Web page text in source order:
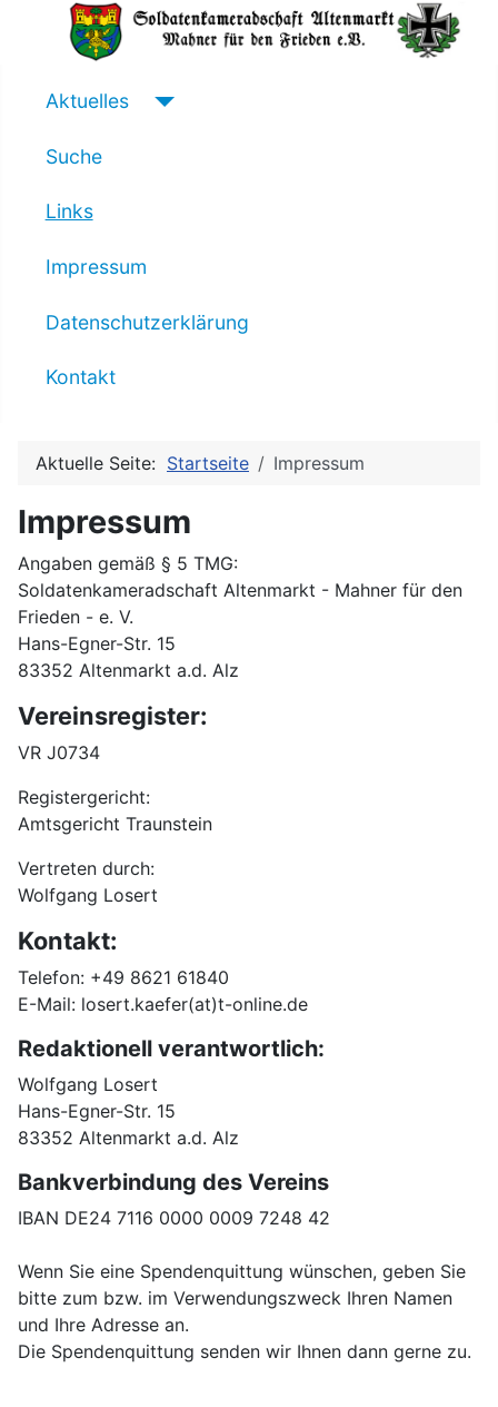
Aktuelles
Suche
Links
Impressum
Datenschutzerklärung
Kontakt
Aktuelle Seite: Startseite Impressum
Impressum
Angaben gemäß § 5 TMG:
Soldatenkameradschaft Altenmarkt - Mahner für den
Frieden - e. V.
Hans-Egner-Str. 15
83352 Altenmarkt a.d. Alz
Vereinsregister:
VR J0734
Registergericht:
Amtsgericht Traunstein
Vertreten durch:
Wolfgang Losert
Kontakt:
Telefon: +49 8621 61840
E-Mail: losert.kaefer(at)t-online.de
Redaktionell verantwortlich:
Wolfgang Losert
Hans-Egner-Str. 15
83352 Altenmarkt a.d. Alz
Bankverbindung des Vereins
IBAN DE24 7116 0000 0009 7248 42
Wenn Sie eine Spendenquittung wünschen, geben Sie
bitte zum bzw. im Verwendungszweck Ihren Namen
und Ihre Adresse an.
Die Spendenquittung senden wir Ihnen dann gerne zu.